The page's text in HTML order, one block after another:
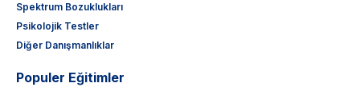
Spektrum Bozuklukları
Psikolojik Testler
Diğer Danışmanlıklar
Populer Eğitimler